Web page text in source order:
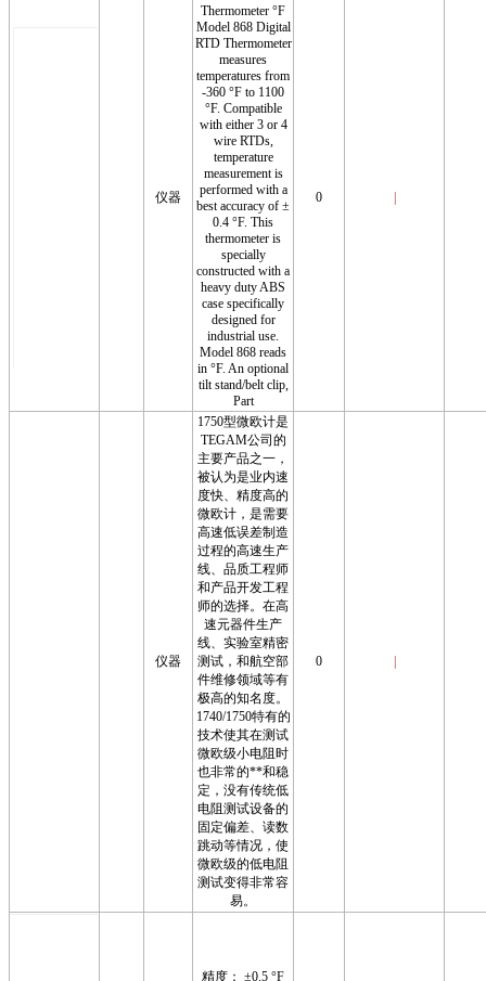
仪器
Thermometer °F
Model 868 Digital
RTD Thermometer
measures
temperatures from
-360 °F to 1100
°F. Compatible
with either 3 or 4
wire RTDs,
temperature
measurement is
performed with a
best accuracy of ±
0.4 °F. This
thermometer is
specially
constructed with a
heavy duty ABS
case specifically
designed for
industrial use.
Model 868 reads
in °F. An optional
tilt stand/belt clip,
Part
0 |
仪器
1750型微欧计是
TEGAM公司的
主要产品之一，
被认为是业内速
度快、精度高的
微欧计，是需要
高速低误差制造
过程的高速生产
线、品质工程师
和产品开发工程
师的选择。在高
速元器件生产
线、实验室精密
测试，和航空部
件维修领域等有
极高的知名度。
1740/1750特有的
技术使其在测试
微欧级小电阻时
也非常的**和稳
定，没有传统低
电阻测试设备的
固定偏差、读数
跳动等情况，使
微欧级的低电阻
测试变得非常容
易。
0 |
精度： ±0.5 °F